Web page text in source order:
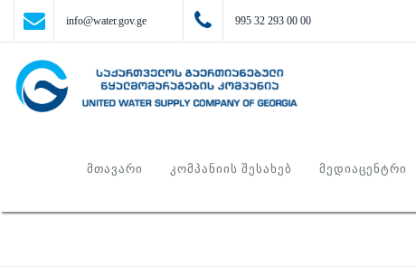
info@water.gov.ge 995 32 293 00 00
ᲛᲗᲐᲕᲐᲠᲘ ᲙᲝᲛᲞᲐᲜᲘᲘᲡ ᲨᲔᲡᲐᲮᲔᲑ ᲛᲔᲓᲘᲐᲪᲔᲜᲢᲠᲘ